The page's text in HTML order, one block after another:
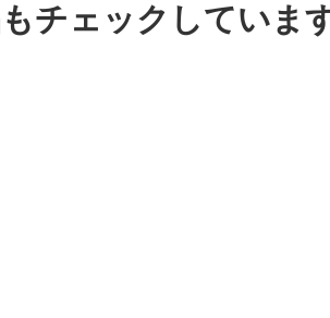
チェックしていま